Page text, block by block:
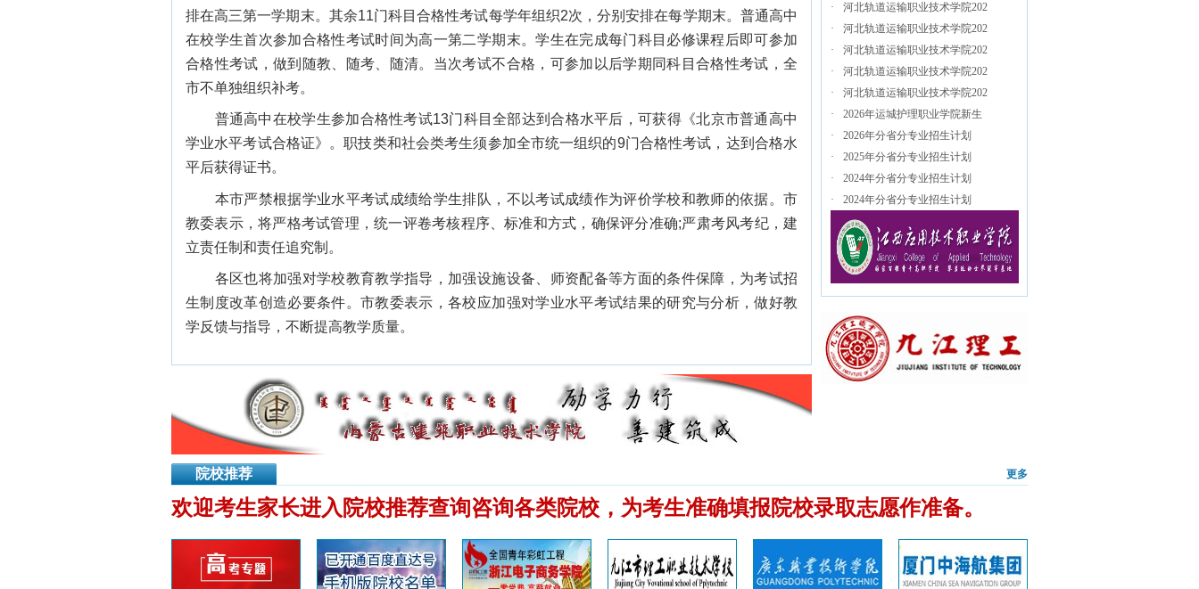
排在高三第一学期末。其余11门科目合格性考试每学年组织2次，分别安排在每学期末。普通高中
在校学生首次参加合格性考试时间为高一第二学期末。学生在完成每门科目必修课程后即可参加
合格性考试，做到随教、随考、随清。当次考试不合格，可参加以后学期同科目合格性考试，全
市不单独组织补考。
普通高中在校学生参加合格性考试13门科目全部达到合格水平后，可获得《北京市普通高中
学业水平考试合格证》。职技类和社会类考生须参加全市统一组织的9门合格性考试，达到合格水
平后获得证书。
本市严禁根据学业水平考试成绩给学生排队，不以考试成绩作为评价学校和教师的依据。市
教委表示，将严格考试管理，统一评卷考核程序、标准和方式，确保评分准确;严肃考风考纪，建
立责任制和责任追究制。
各区也将加强对学校教育教学指导，加强设施设备、师资配备等方面的条件保障，为考试招
生制度改革创造必要条件。市教委表示，各校应加强对学业水平考试结果的研究与分析，做好教
学反馈与指导，不断提高教学质量。
·
河北轨道运输职业技术学院202
·
河北轨道运输职业技术学院202
·
河北轨道运输职业技术学院202
·
河北轨道运输职业技术学院202
·
河北轨道运输职业技术学院202
·
2026年运城护理职业学院新生
·
2026年分省分专业招生计划
·
2025年分省分专业招生计划
·
2024年分省分专业招生计划
·
2024年分省分专业招生计划
院校推荐 更多
欢迎考生家长进入院校推荐查询咨询各类院校，为考生准确填报院校录取志愿作准备。